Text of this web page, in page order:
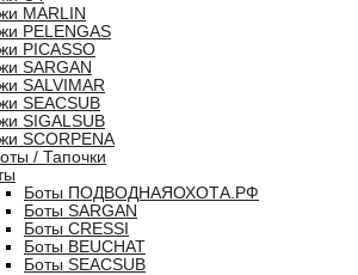
MARLIN
PELENGAS
PICASSO
SARGAN
SALVIMAR
SEACSUB
SIGALSUB
SCORPENA
/ Тапочки
Боты ПОДВОДНАЯОХОТА.РФ
Боты SARGAN
Боты CRESSI
Боты BEUCHAT
Боты SEACSUB